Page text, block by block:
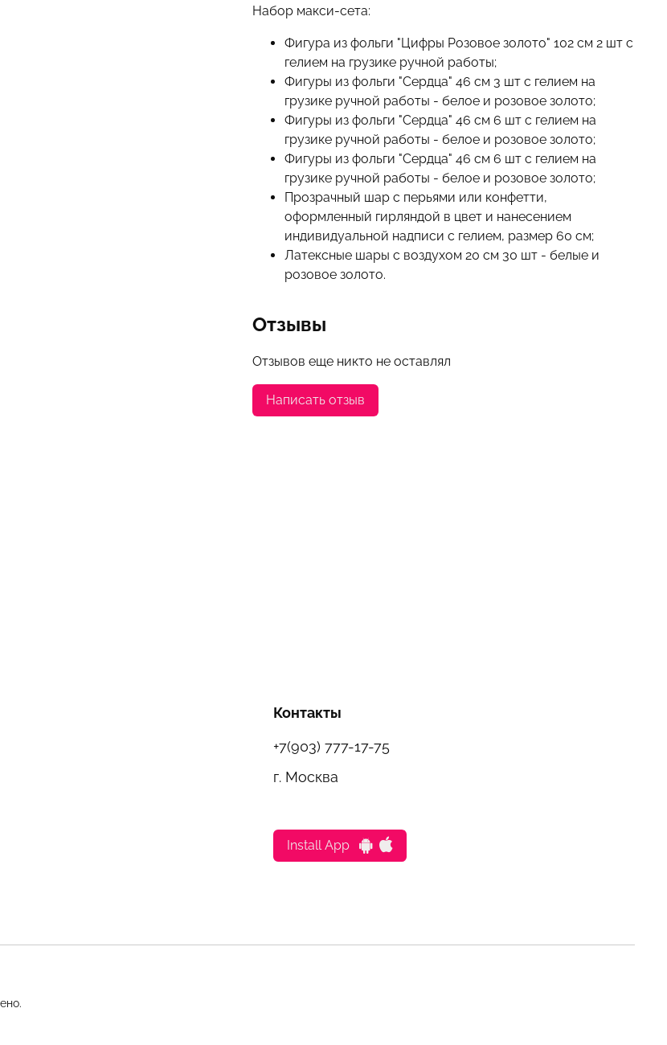
Набор макси-сета:
Фигура из фольги "Цифры Розовое золото" 102 см 2 шт с
гелием на грузике ручной работы;
Фигуры из фольги "Сердца" 46 см 3 шт с гелием на
грузике ручной работы - белое и розовое золото;
Фигуры из фольги "Сердца" 46 см 6 шт с гелием на
грузике ручной работы - белое и розовое золото;
Фигуры из фольги "Сердца" 46 см 6 шт с гелием на
грузике ручной работы - белое и розовое золото;
Прозрачный шар с перьями или конфетти,
оформленный гирляндой в цвет и нанесением
индивидуальной надписи с гелием, размер 60 см;
Латексные шары с воздухом 20 см 30 шт - белые и
розовое золото.
Отзывы
Отзывов еще никто не оставлял
Написать отзыв
Контакты
+7(903) 777-17-75
г. Москва
Install App